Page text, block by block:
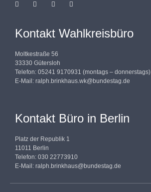
Kontakt Wahlkreisbüro
Moltkestraße 56
33330 Gütersloh
Telefon: 05241 9170931 (montags – donnerstags)
E-Mail: ralph.brinkhaus.wk@bundestag.de
Kontakt Büro in Berlin
Platz der Republik 1
11011 Berlin
Telefon: 030 22773910
E-Mail: ralph.brinkhaus@bundestag.de